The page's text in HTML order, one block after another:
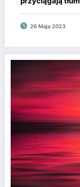
części Polski i
26 Maja 2023